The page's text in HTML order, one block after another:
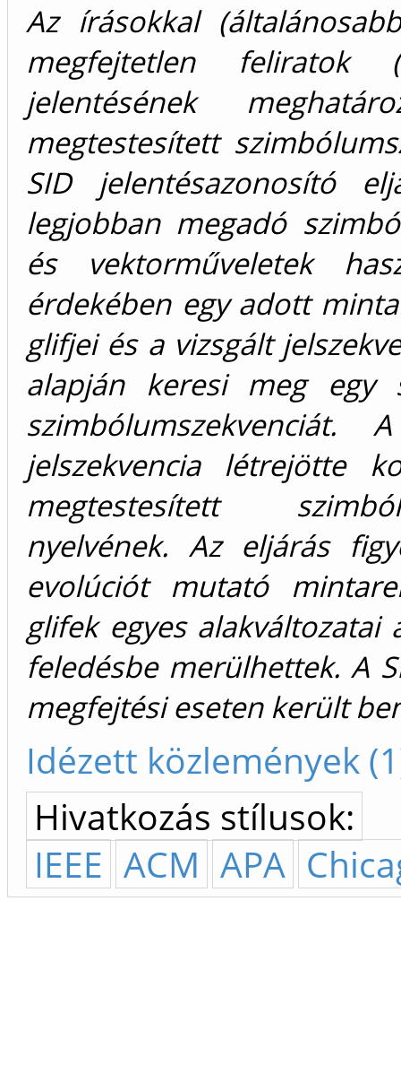
Az írásokkal
megfejtetlen feliratok
jelentésének
megtestesített
SID jelentésazonosító
legjobban megadó
és vektorműveletek
érdekében egy adott
glifjei és a vizsgált
alapján keresi meg egy
szimbólumszekvenciát.
jelszekvencia létrejötte
megtestesített
nyelvének. Az eljárás
evolúciót mutató
glifek egyes
feledésbe merülhettek. A
megfejtési eseten került
Idézett közlemények
Hivatkozás stílusok:
IEEE ACM APA